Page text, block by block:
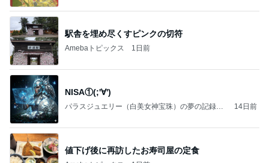
駅舎を埋め尽くすピンクの切符
Amebaトピックス 1日前
NISA①(;'∀')
パラスジュエリー（白美女神宝珠）の夢の記録
14日前
値下げ後に再訪したお寿司屋の定食